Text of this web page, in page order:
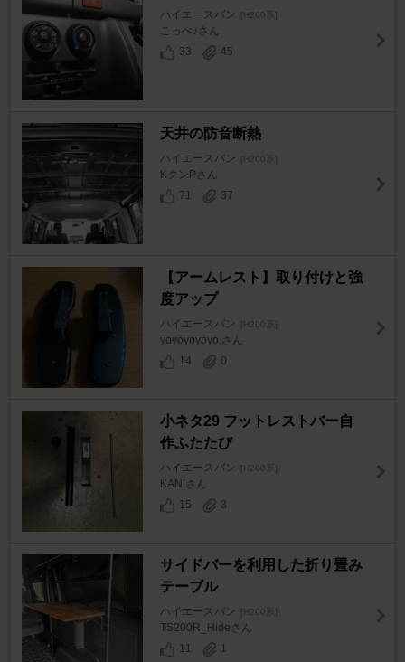
ハイエースバン
こっぺ♪さん
33
45
天井の防音断熱
ハイエースバン
KクンPさん
71
37
【アームレスト】取り付けと強
度アップ
ハイエースバン
yoyoyoyoyo.さん
14
0
小ネタ29 フットレストバー自
作ふたたび
ハイエースバン
KAN!さん
15
3
サイドバーを利用した折り畳み
テーブル
ハイエースバン
TS200R_Hideさん
11
1